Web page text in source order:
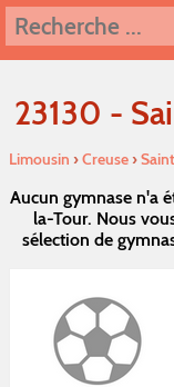
23130 -
Limousin ›Creuse›
Aucun gymnase n'a
la-Tour. Nous
sélection de